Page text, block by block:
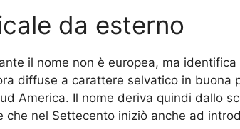
da esterno
il nome non è europea, ma
diffuse a carattere selvatico in buona
America. Il nome deriva quindi dallo
che nel Settecento iniziò anche ad